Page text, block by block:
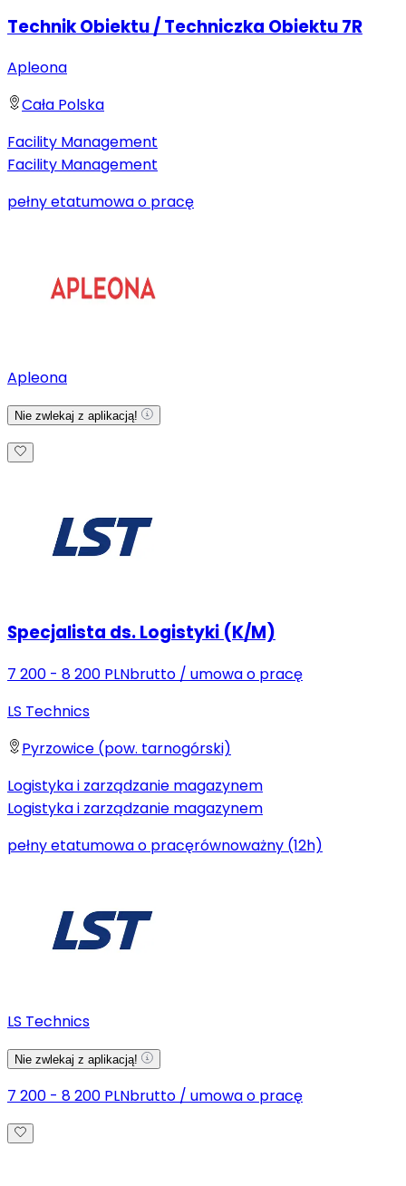
Technik Obiektu / Techniczka Obiektu 7R
Apleona
Cała Polska
Facility Management
Facility Management
pełny etatumowa o pracę
Apleona
Nie zwlekaj z aplikacją!
Specjalista ds. Logistyki (K/M)
7 200 - 8 200 PLNbrutto / umowa o pracę
LS Technics
Pyrzowice (pow. tarnogórski)
Logistyka i zarządzanie magazynem
Logistyka i zarządzanie magazynem
pełny etatumowa o pracęrównoważny (12h)
LS Technics
Nie zwlekaj z aplikacją!
7 200 - 8 200 PLNbrutto / umowa o pracę